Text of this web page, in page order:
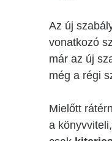
Az új
vonatkozó
már az új
még a régi
Mielőtt
a